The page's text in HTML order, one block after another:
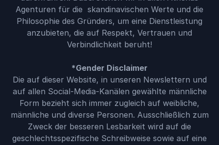
Agenturen für die skandinavischen Werte und die
Philosophie des Gründers, um eine Dienstleistung
anzubieten, die auf Respekt, Vertrauen und
Verbindlichkeit beruht!
*Gender Disclaimer
Die auf dieser Website, in unseren Newslettern und
auf allen Social-Media-Kanälen gewählte männliche
Form bezieht sich immer zugleich auf weibliche,
männliche und diverse Personen. Ausschließlich zum
Zweck der besseren Lesbarkeit wird auf die
geschlechtsspezifische Schreibweise sowie auf eine